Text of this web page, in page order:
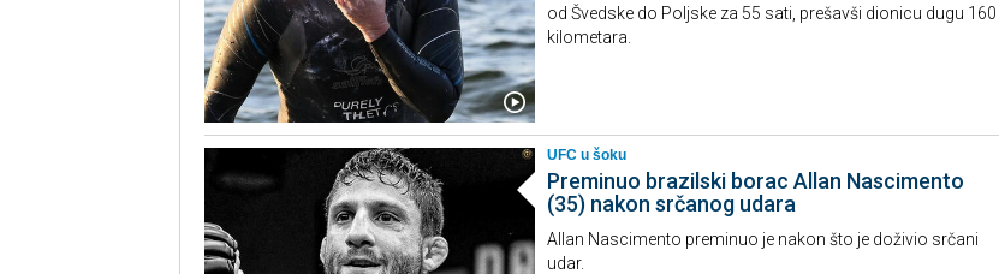
od Švedske do Poljske za 55 sati, prešavši dionicu dugu 160
kilometara.
UFC u šoku
Preminuo brazilski borac Allan Nascimento
(35) nakon srčanog udara
Allan Nascimento preminuo je nakon što je doživio srčani
udar.